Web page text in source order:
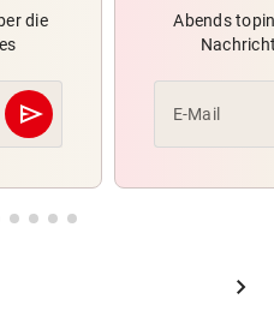
die
send
Abschicken
Abends
E-Mail
chevron_right